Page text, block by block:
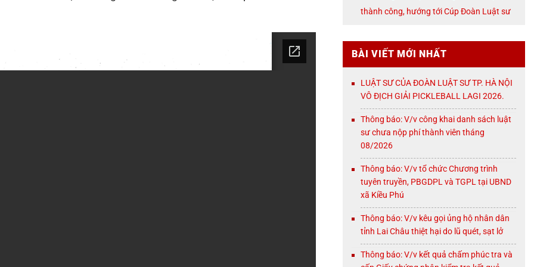
thành công, hướng tới Cúp Đoàn Luật sư
BÀI VIẾT MỚI NHẤT
LUẬT SƯ CỦA ĐOÀN LUẬT SƯ TP. HÀ NỘI
VÔ ĐỊCH GIẢI PICKLEBALL LAGI 2026.
Thông báo: V/v công khai danh sách luật
sư chưa nộp phí thành viên tháng
08/2026
Thông báo: V/v tổ chức Chương trình
tuyên truyền, PBGDPL và TGPL tại UBND
xã Kiều Phú
Thông báo: V/v kêu gọi ủng hộ nhân dân
tỉnh Lai Châu thiệt hại do lũ quét, sạt lở
Thông báo: V/v kết quả chấm phúc tra và